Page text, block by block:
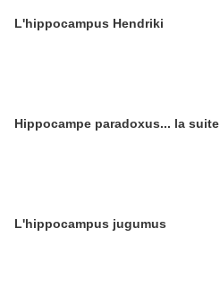
L'hippocampus Hendriki
Hippocampe paradoxus... la suite
L'hippocampus jugumus